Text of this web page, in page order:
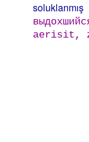
soluklanmış
aerisit,